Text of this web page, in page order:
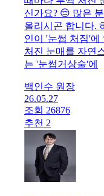
신가요? 😔 많은
올리시곤 합니다.
인이 '눈썹 처짐'에
처진 눈매를 자연
는 '눈썹거상술'에
백인수 원장
26.05.27
조회 26876
추천 2